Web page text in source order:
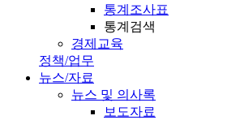
통계조사표
통계검색
경제교육
정책/업무
뉴스/자료
뉴스 및 의사록
보도자료